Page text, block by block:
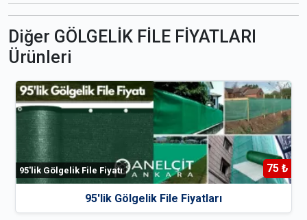
Diğer GÖLGELİK FİLE FİYATLARI
Ürünleri
95'lik Gölgelik File Fiyatı 75 ₺
95'lik Gölgelik File Fiyatları